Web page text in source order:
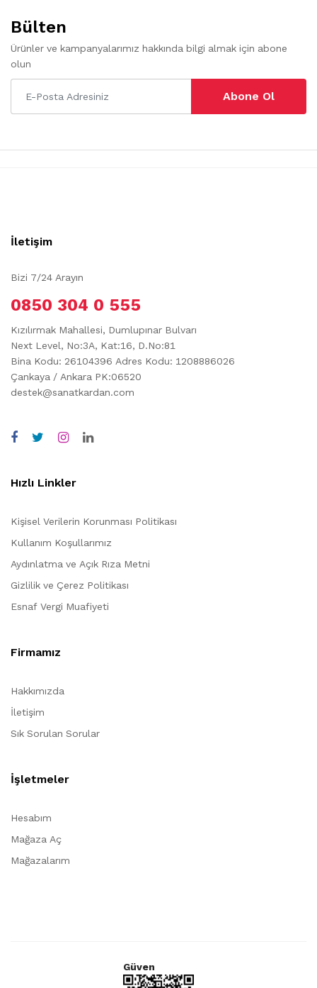
Bülten
Ürünler ve kampanyalarımız hakkında bilgi almak için abone
olun
Abone Ol
İletişim
Bizi 7/24 Arayın
0850 304 0 555
Kızılırmak Mahallesi, Dumlupınar Bulvarı
Next Level, No:3A, Kat:16, D.No:81
Bina Kodu: 26104396 Adres Kodu: 1208886026
Çankaya / Ankara PK:06520
destek@sanatkardan.com
Hızlı Linkler
Kişisel Verilerin Korunması Politikası
Kullanım Koşullarımız
Aydınlatma ve Açık Rıza Metni
Gizlilik ve Çerez Politikası
Esnaf Vergi Muafiyeti
Firmamız
Hakkımızda
İletişim
Sık Sorulan Sorular
İşletmeler
Hesabım
Mağaza Aç
Mağazalarım
Güven